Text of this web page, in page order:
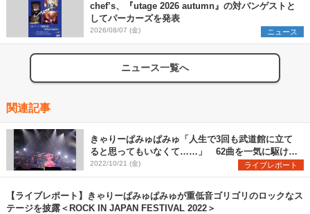
chef’s、『utage 2026 autumn』の対バンゲストと
してパーカーズを発表
2026/08/07 (金) ニュース
ニュース一覧へ
関連記事
きゃりーぱみゅぱみゅ「人生で3回も武道館に立て
ると思ってもいなくて……」 62曲を一気に駆け抜
けたツアーファイナルをレポート
2022/10/21 (金) ライブレポート
【ライブレポート】きゃりーぱみゅぱみゅが重低音ゴリゴリのロックなス
テージを披露＜ROCK IN JAPAN FESTIVAL 2022＞